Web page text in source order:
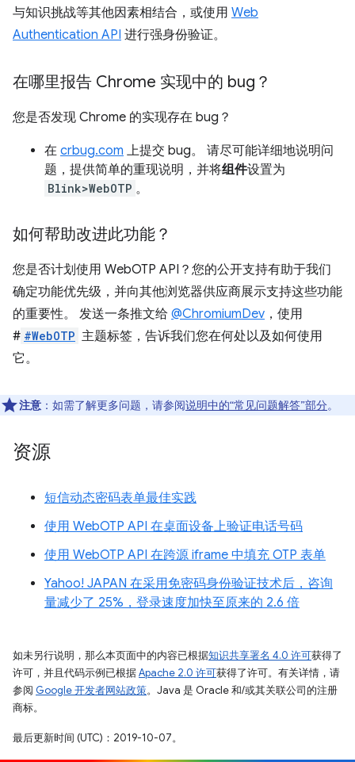
与知识挑战等其他因素相结合，或使用 Web
Authentication API 进行强身份验证。
在哪里报告 Chrome 实现中的 bug？
您是否发现 Chrome 的实现存在 bug？
在 crbug.com 上提交 bug。 请尽可能详细地说明问
题，提供简单的重现说明，并将组件设置为
Blink>WebOTP 。
如何帮助改进此功能？
您是否计划使用 WebOTP API？您的公开支持有助于我们
确定功能优先级，并向其他浏览器供应商展示支持这些功能
的重要性。 发送一条推文给 @ChromiumDev ，使用
# #WebOTP 主题标签，告诉我们您在何处以及如何使用
它。
注意 ：如需了解更多问题，请参阅说明中的“常见问题解答”部分。
资源
短信动态密码表单最佳实践
使用 WebOTP API 在桌面设备上验证电话号码
使用 WebOTP API 在跨源 iframe 中填充 OTP 表单
Yahoo! JAPAN 在采用免密码身份验证技术后，咨询
量减少了 25%，登录速度加快至原来的 2.6 倍
如未另行说明，那么本页面中的内容已根据知识共享署名 4.0 许可获得了
许可，并且代码示例已根据Apache 2.0 许可获得了许可。有关详情，请
参阅 Google 开发者网站政策。Java 是 Oracle 和/或其关联公司的注册
商标。
最后更新时间 (UTC)：2019-10-07。